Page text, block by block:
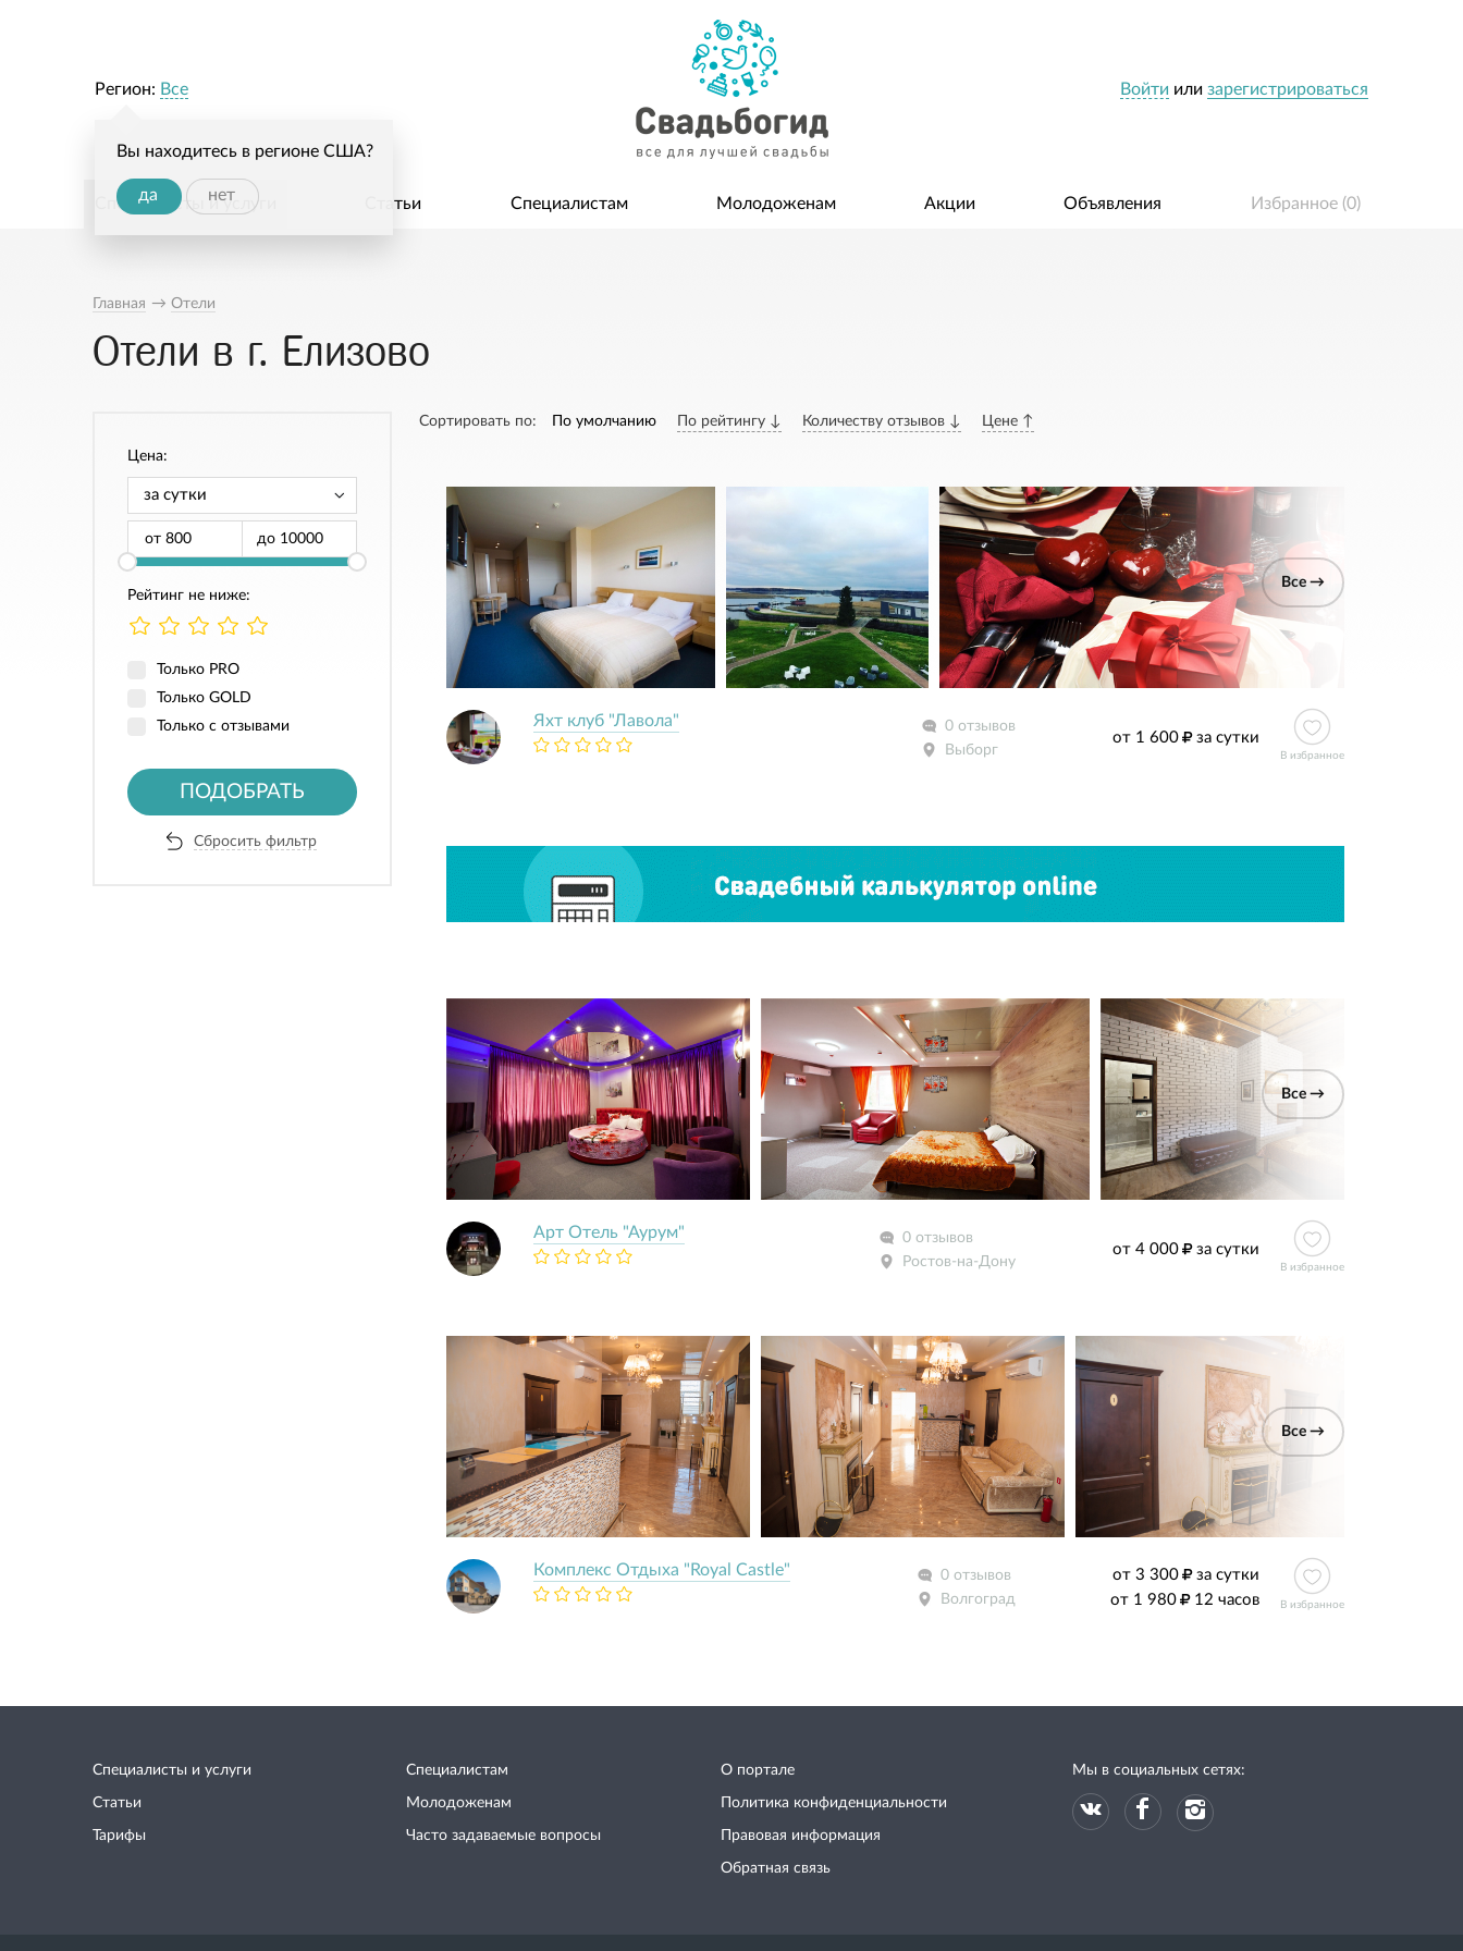
Войти или зарегистрироваться
Регион: Все
Вы находитесь в регионе США?
да нет
Специалисты и услуги Статьи Специалистам Молодоженам Акции Объявления Избранное (0)
Главная → Отели
Отели в г. Елизово
Цена:
от до
Рейтинг не ниже:
Только PRO
Только GOLD
Только с отзывами
ПОДОБРАТЬ
Сбросить фильтр
Сортировать по: По умолчанию По рейтингу ↓ Количеству отзывов ↓ Цене ↑
Все →
Яхт клуб "Лавола"
0 отзывов
Выборг
от 1 600 за сутки
В избранное
Все →
Арт Отель "Аурум"
0 отзывов
Ростов-на-Дону
от 4 000 за сутки
В избранное
Все →
Комплекс Отдыха "Royal Castle"
0 отзывов
Волгоград
от 3 300
за сутки
от 1 980
12 часов В избранное
Специалисты и услуги
Статьи
Тарифы
Специалистам
Молодоженам
Часто задаваемые вопросы
О портале
Политика конфиденциальности
Правовая информация
Обратная связь
Мы в социальных сетях: